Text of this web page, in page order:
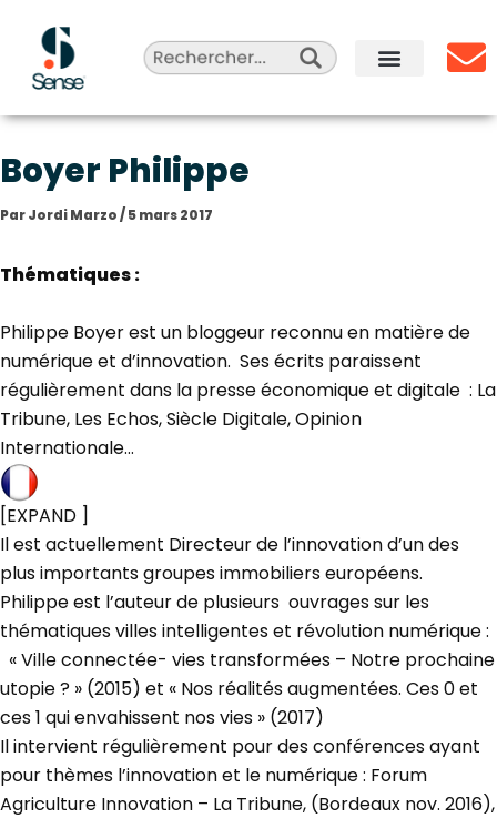
contenu
Boyer Philippe
ParJordi Marzo/5 mars 2017
Thématiques :
Philippe Boyer est un bloggeur reconnu en matière de
numérique et d’innovation. Ses écrits paraissent
régulièrement dans la presse économique et digitale : La
Tribune, Les Echos, Siècle Digitale, Opinion
Internationale…
[EXPAND ]
Il est actuellement Directeur de l’innovation d’un des
plus importants groupes immobiliers européens.
Philippe est l’auteur de plusieurs ouvrages sur les
thématiques villes intelligentes et révolution numérique :
« Ville connectée- vies transformées – Notre prochaine
utopie ? » (2015) et « Nos réalités augmentées. Ces 0 et
ces 1 qui envahissent nos vies » (2017)
Il intervient régulièrement pour des conférences ayant
pour thèmes l’innovation et le numérique : Forum
Agriculture Innovation – La Tribune, (Bordeaux nov. 2016),